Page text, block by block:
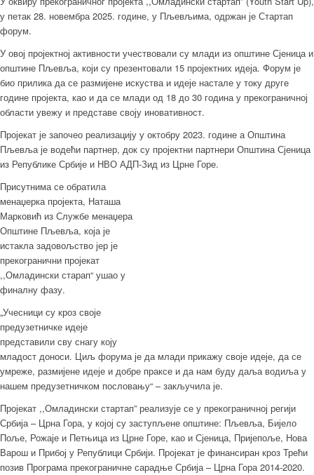
у петак 28. новембра 2025. године, у Пљевљима, одржан је Стартап
форум.
У овој пројектној активности учествовали су млади из општине Сјеница и
општине Пљевља, који су презентовали 15 пројектних идеја. Форум је
био прилика да се размијене искуства и идеје настале у току друге
године пројекта, као и да се млади од 18 до 30 година у прекограничној
области увежу и представе своју иновативност.
Пројекат је започео реализацију у октобру 2023. године а Општина
Пљевља је водећи партнер, док су пројектни партнери Општина Сјеница
из Републике Србије и НВО АДП-Зид из Црне Горе.
Присутнима се обратила
менаџерка пројекта, Наташа
Марковић из Службе менаџера
Општине Пљевља, која је
истакла задовољство јер је
прекогранични пројекат
,,Омладински старап“ ушао у
финалну фазу.
„Учесници су кроз своје
предузетничке идеје
представили сву снагу коју
младост доноси. Циљ форума је да млади прикажу своје идеје, да се
умреже, размијене идеје и добре праксе и да нам буду даља водиља у
нашем предузетничком пословању“ – закључила је.
Пројекат ,,Омладински стартап” реализује се у прекограничној регији
Србија – Црна Гора, у којој су заступљене општине: Пљевља, Бијело
Поље, Рожаје и Петњица из Црне Горе, као и Сјеница, Пријепоље, Нова
Варош и Прибој у Републици Србији. Пројекат је финансиран кроз Трећи
позив Програма прекограничне сарадње Србија – Црна Гора 2014-2020.